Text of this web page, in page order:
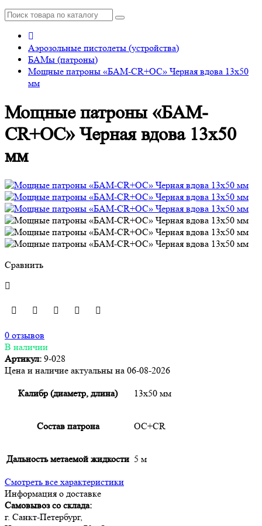
Аэрозольные пистолеты (устройства)
БАМы (патроны)
Мощные патроны «БАМ-CR+ОС» Черная вдова 13х50
мм
Мощные патроны «БАМ-
CR+ОС» Черная вдова 13х50
мм
Сравнить
0 отзывов
В наличии
Артикул: 9-028
Цена и наличие актуальны на 06-08-2026
Калибр (диаметр, длина) 13х50 мм
Состав патрона OC+CR
Дальность метаемой жидкости 5 м
Смотреть все характеристики
Информация о доставке
Самовывоз со склада:
г. Санкт-Петербург,